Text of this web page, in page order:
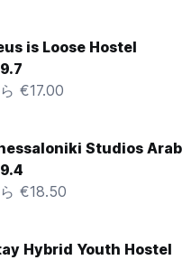
is Loose Hostel
9.7
€17.00
Studios
9.4
€18.50
Hybrid Youth Hostel